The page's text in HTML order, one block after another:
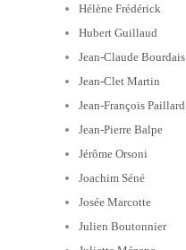
Hélène Frédérick
Hubert Guillaud
Jean-Claude Bourdais
Jean-Clet Martin
Jean-François Paillard
Jean-Pierre Balpe
Jérôme Orsoni
Joachim Séné
Josée Marcotte
Julien Boutonnier